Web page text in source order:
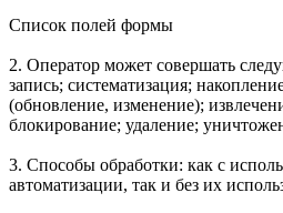
Список полей формы
2. Оператор может совершать
запись; систематизация;
(обновление, изменение);
блокирование; удаление;
3. Способы обработки: как с
автоматизации, так и без их